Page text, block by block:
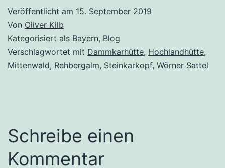
Veröffentlicht am 15. September 2019
Von Oliver Kilb
Kategorisiert als Bayern, Blog
Verschlagwortet mit Dammkarhütte, Hochlandhütte,
Mittenwald, Rehbergalm, Steinkarkopf, Wörner Sattel
Schreibe einen
Kommentar